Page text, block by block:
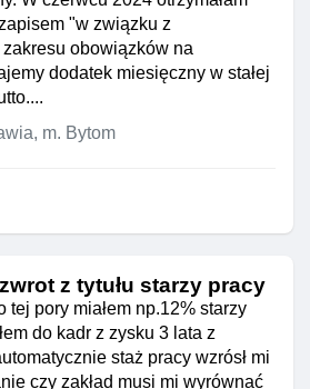
"w związku z
obowiązków na
dodatek miesięczny w stałej
m. Bytom
z tytułu starzy pracy
tej pory miałem np.12% starzy
do kadr z zysku 3 lata z
staż pracy wzrósł mi
czy zakład musi mi wyrównać